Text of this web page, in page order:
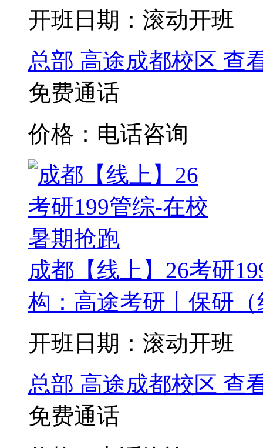
开班日期：滚动开班
总部 高途成都校区 查
免费通话
价格：电话咨询
成都【线上】26考研
构：高途考研丨保研
开班日期：滚动开班
总部 高途成都校区 查
免费通话